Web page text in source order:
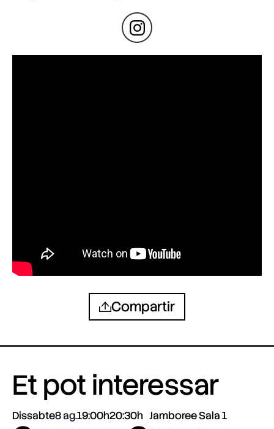
Compartir
Et pot interessar
Dissabte8 ag.19:00h20:30h Jamboree Sala 1